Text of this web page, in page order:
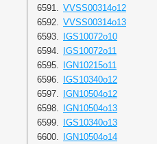
6591. VVSS00314o12
6592. VVSS00314o13
6593.
IGS10072o10
6594.
IGS10072o11
6595.
IGN10215o11
6596.
IGS10340o12
6597.
IGN10504o12
6598.
IGN10504o13
6599.
IGS10340o13
6600.
IGN10504o14